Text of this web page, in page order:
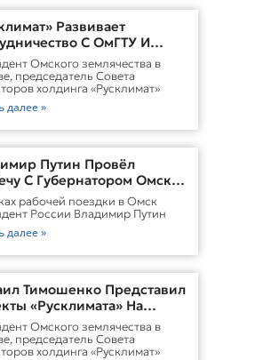
Развивает
С ОмГТУ И
В Обновлении
Среды Омска
Омского землячества в
председатель Совета
холдинга «Русклимат»
далее »
Путин Провёл
С Губернатором Омской
Виталием
рабочей поездки в Омск
России Владимир Путин
далее »
Тимошенко Представил
«Русклимата» На
России И Казахстана
Омского землячества в
председатель Совета
холдинга «Русклимат»